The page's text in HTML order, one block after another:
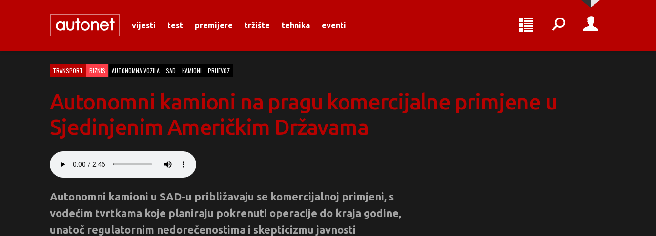
vijesti test premijere tržište tehnika eventi
TRANSPORT BIZNIS AUTONOMNA VOZILA SAD KAMIONI PRIJEVOZ
Autonomni kamioni na pragu komercijalne primjene u
Sjedinjenim Američkim Državama
Autonomni kamioni u SAD-u približavaju se komercijalnoj primjeni, s
vodećim tvrtkama koje planiraju pokrenuti operacije do kraja godine,
unatoč regulatornim nedorečenostima i skepticizmu javnosti